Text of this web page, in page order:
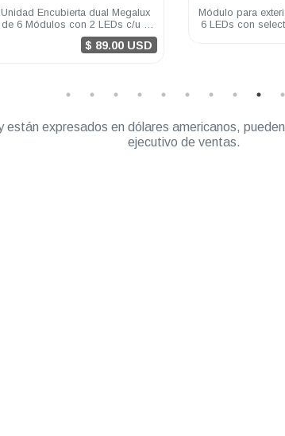
Unidad Encubierta dual Megalux
de 6 Módulos con 2 LEDs c/u 1
Watt c/led 12 VDC color Ámbar/
Ámbar$ 89.00 USD
Módulo para
6 LEDs con
están expresados en dólares americanos,
ejecutivo de ventas.